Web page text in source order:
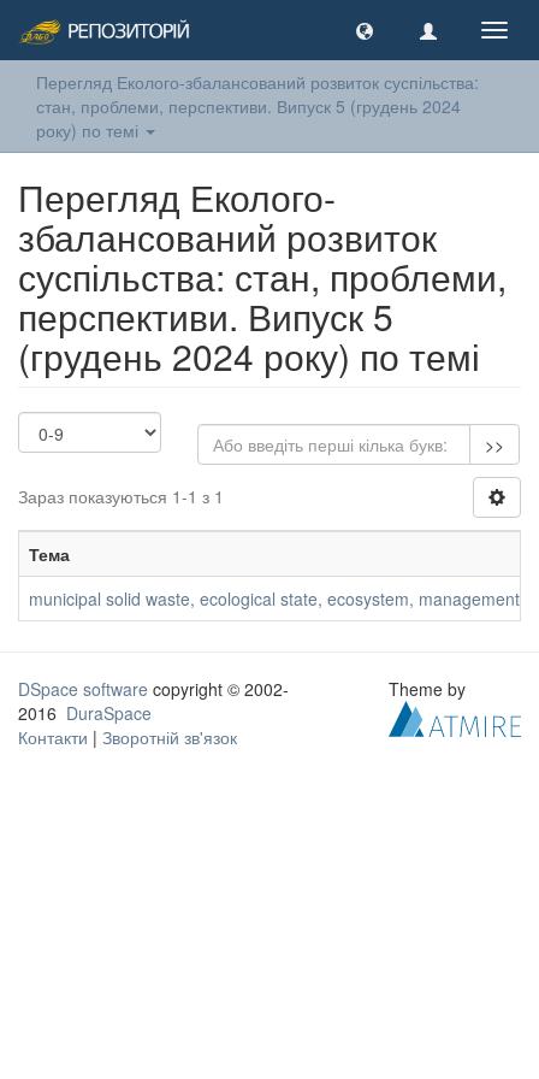
Перегляд Еколого-збалансований розвиток суспільства:
стан, проблеми, перспективи. Випуск 5 (грудень 2024
року) по темі
Перегляд Еколого-
збалансований розвиток
суспільства: стан, проблеми,
перспективи. Випуск 5
(грудень 2024 року) по темі
>>
Зараз показуються 1-1 з 1
Тема
municipal solid waste, ecological state, ecosystem, management
DSpace software copyright © 2002-
2016 DuraSpace
Контакти | Зворотній зв'язок
Theme by